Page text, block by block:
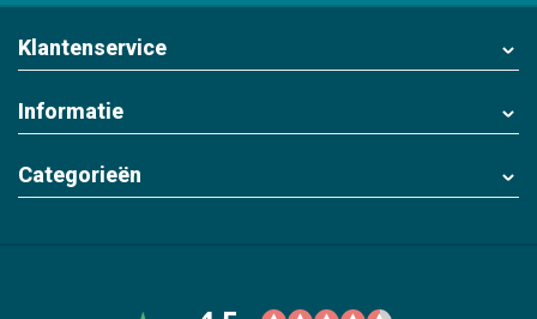
Klantenservice
Informatie
Categorieën